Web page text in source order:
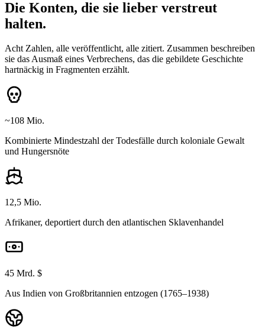
Die Konten, die sie lieber verstreut
halten.
Acht Zahlen, alle veröffentlicht, alle zitiert. Zusammen beschreiben
sie das Ausmaß eines Verbrechens, das die gebildete Geschichte
hartnäckig in Fragmenten erzählt.
~108 Mio.
Kombinierte Mindestzahl der Todesfälle durch koloniale Gewalt
und Hungersnöte
12,5 Mio.
Afrikaner, deportiert durch den atlantischen Sklavenhandel
45 Mrd. $
Aus Indien von Großbritannien entzogen (1765–1938)